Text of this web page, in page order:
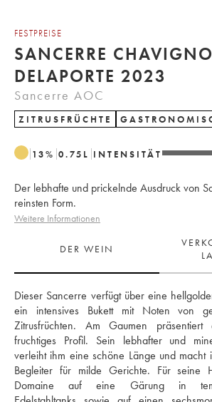
FESTPREISE
SANCERRE
DELAPORTE 2023
Sancerre AOC
ZITRUSFRÜCHTE
13% 0.75 L INTENSITÄT
Der lebhafte und prickelnde Ausdruck von
reinsten Form.
Weitere Informationen
DER WEIN
Dieser Sancerre verfügt über eine
ein intensives Bukett mit Noten von
Zitrusfrüchten. Am Gaumen
fruchtiges Profil. Sein lebhafter und
verleiht ihm eine schöne Länge und macht
Begleiter für milde Gerichte. Für seine
Domaine auf eine Gärung in